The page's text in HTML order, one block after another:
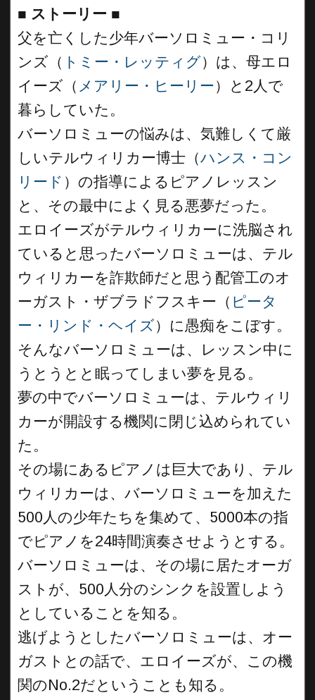
■ ストーリー ■
父を亡くした少年バーソロミュー・コリ
ンズ（ トミー・レッティグ）は、母エロ
イーズ（ メアリー・ヒーリー）と2人で
暮らしていた。
バーソロミューの悩みは、気難しくて厳
しいテルウィリカー博士（ハンス・コン
リード ）の指導によるピアノレッスン
と、その最中によく見る悪夢だった。
エロイーズがテルウィリカーに洗脳され
ていると思ったバーソロミューは、テル
ウィリカーを詐欺師だと思う配管工のオ
ーガスト・ザブラドフスキー（ ピータ
ー・リンド・ヘイズ）に愚痴をこぼす。
そんなバーソロミューは、レッスン中に
うとうとと眠ってしまい夢を見る。
夢の中でバーソロミューは、テルウィリ
カーが開設する機関に閉じ込められてい
た。
その場にあるピアノは巨大であり、テル
ウィリカーは、バーソロミューを加えた
500人の少年たちを集めて、5000本の指
でピアノを24時間演奏させようとする。
バーソロミューは、その場に居たオーガ
ストが、500人分のシンクを設置しよう
としていることを知る。
逃げようとしたバーソロミューは、オー
ガストとの話で、エロイーズが、この機
関のNo.2だということも知る。